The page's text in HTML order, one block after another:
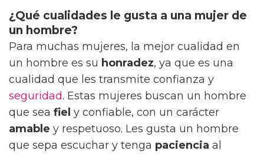
¿Qué cualidades le gusta a una mujer de
un hombre?
Para muchas mujeres, la mejor cualidad en
un hombre es su honradez, ya que es una
cualidad que les transmite confianza y
seguridad. Estas mujeres buscan un hombre
que sea fiel y confiable, con un carácter
amable y respetuoso. Les gusta un hombre
que sepa escuchar y tenga paciencia al